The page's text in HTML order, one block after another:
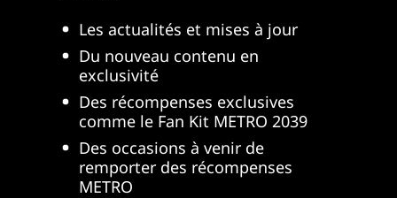
Les actualités et mises à jour
Du nouveau contenu en
exclusivité
Des récompenses exclusives
comme le Fan Kit METRO 2039
Des occasions à venir de
remporter des récompenses
METRO